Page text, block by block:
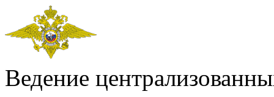
Ведение